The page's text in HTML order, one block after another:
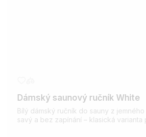
Dámský saunový ručník White
Bílý dámský ručník do sauny z jemného
savý a bez zapínání – klasická